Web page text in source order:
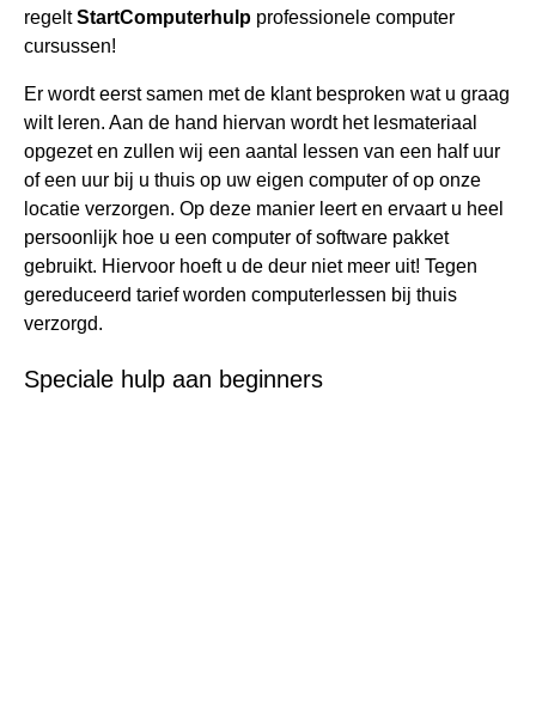
regeltStartComputerhulp professionele computer
cursussen!
Er wordt eerst samen met de klant besproken wat u graag
wilt leren. Aan de hand hiervan wordt het lesmateriaal
opgezet en zullen wij een aantal lessen van een half uur
of een uur bij u thuis op uw eigen computer of op onze
locatie verzorgen. Op deze manier leert en ervaart u heel
persoonlijk hoe u een computer of software pakket
gebruikt. Hiervoor hoeft u de deur niet meer uit! Tegen
gereduceerd tarief worden computerlessen bij thuis
verzorgd.
Speciale hulp aan beginners